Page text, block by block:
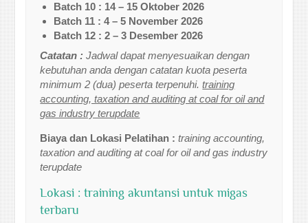
Batch 10 : 14 – 15 Oktober 2026
Batch 11 : 4 – 5 November 2026
Batch 12 : 2 – 3 Desember 2026
Catatan :Jadwal dapat menyesuaikan dengan
kebutuhan anda dengan catatan kuota peserta
minimum 2 (dua) peserta terpenuhi.training
accounting, taxation and auditing at coal for oil and
gas industry terupdate
Biaya dan Lokasi Pelatihan :training accounting,
taxation and auditing at coal for oil and gas industry
terupdate
Lokasi : training akuntansi untuk migas
terbaru